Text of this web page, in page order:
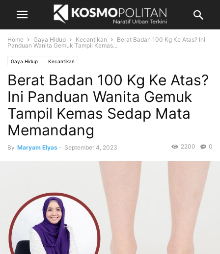
Home Gaya Hidup Kecantikan
Berat Badan 100 Kg Ke Atas? Ini
Panduan Wanita Gemuk Tampil Kemas...
Gaya Hidup Kecantikan
Berat Badan 100 Kg Ke Atas?
Ini Panduan Wanita Gemuk
Tampil Kemas Sedap Mata
Memandang
By Maryam Elyas - September 4, 2023 0
2200